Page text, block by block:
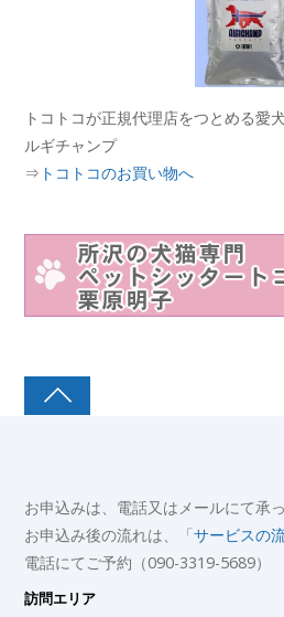
トコトコが正規代理店をつとめる
ルギチャンプ
⇒ トコトコのお買い物へ
お申込みは、電話又はメールにて承
お申込み後の流れは、「サービスの
電話にてご予約（090-3319-5689）
訪問エリア